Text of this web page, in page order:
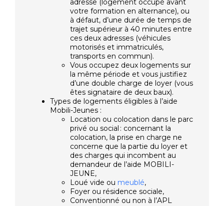
adresse (logement occupé avant
votre formation en alternance), ou
à défaut, d’une durée de temps de
trajet supérieur à 40 minutes entre
ces deux adresses (véhicules
motorisés et immatriculés,
transports en commun).
Vous occupez deux logements sur
la même période et vous justifiez
d’une double charge de loyer (vous
êtes signataire de deux baux).
Types de logements éligibles à l’aide
Mobili-Jeunes :
Location ou colocation dans le parc
privé ou social : concernant la
colocation, la prise en charge ne
concerne que la partie du loyer et
des charges qui incombent au
demandeur de l’aide MOBILI-
JEUNE,
Loué vide ou meublé,
Foyer ou résidence sociale,
Conventionné ou non à l’APL